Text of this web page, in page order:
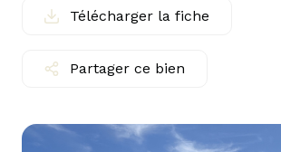
Télécharger la fiche
Partager ce bien